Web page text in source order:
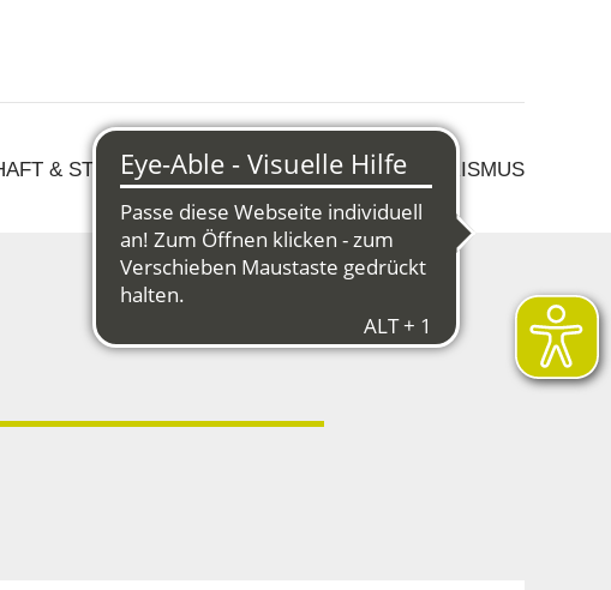
& STRUKTURWANDEL KULTUR & TOURISMUS